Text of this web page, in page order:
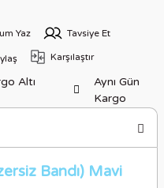
Yaz Tavsiye Et
Karşılaştır
Altı
Aynı Gün
Kargo
Bandı) Mavi